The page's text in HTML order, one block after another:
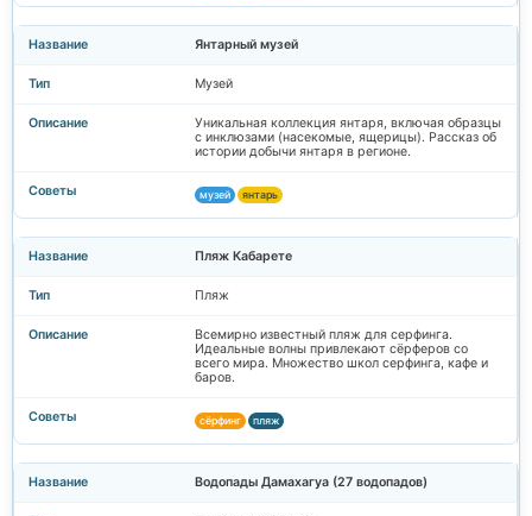
Янтарный музей
Музей
Уникальная коллекция янтаря, включая образцы
с инклюзами (насекомые, ящерицы). Рассказ об
истории добычи янтаря в регионе.
музей янтарь
Пляж Кабарете
Пляж
Всемирно известный пляж для серфинга.
Идеальные волны привлекают сёрферов со
всего мира. Множество школ серфинга, кафе и
баров.
сёрфинг пляж
Водопады Дамахагуа (27 водопадов)